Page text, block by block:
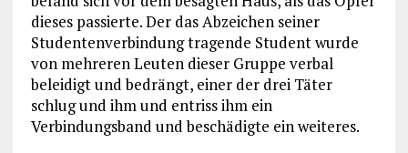
dieses passierte. Der das Abzeichen seiner
Studentenverbindung tragende Student wurde
von mehreren Leuten dieser Gruppe verbal
beleidigt und bedrängt, einer der drei Täter
schlug und ihm und entriss ihm ein
Verbindungsband und beschädigte ein weiteres.